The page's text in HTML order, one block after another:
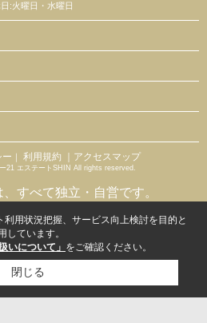
:火曜日・水曜日
ー 利用規約 ｜アクセスマップ
21 エステートSHIN All rights reserved.
すべて独立・自営です。
用状況把握、サービス向上検討を目的と
しています。
いについて」 をご確認ください。
閉じる